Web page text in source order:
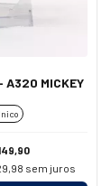
A320 MICKEY
sem juros